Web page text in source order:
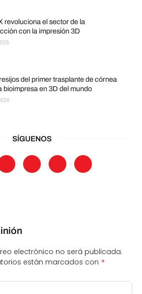
revoluciona el sector de la
con la impresión 3D
del primer trasplante de córnea
bioimpresa en 3D del mundo
SÍGUENOS
electrónico no será publicada.
están marcados con *